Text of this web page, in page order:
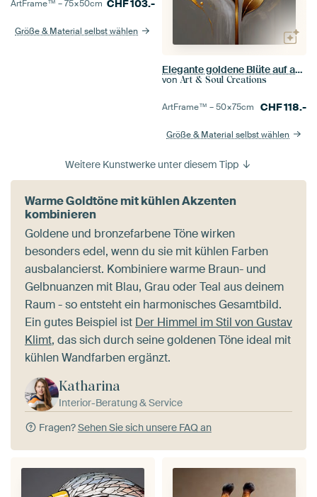
ArtFrame™ –75×50cm CHF103.-
Größe & Material selbst wählen
Elegante goldene Blüte auf abstraktem Hintergrund
von Art & Soul Creations
ArtFrame™ –50×75cm CHF118.-
Größe & Material selbst wählen
Weitere Kunstwerke unter diesem Tipp
Warme Goldtöne mit kühlen Akzenten
kombinieren
Goldene und bronzefarbene Töne wirken
besonders edel, wenn du sie mit kühlen Farben
ausbalancierst. Kombiniere warme Braun- und
Gelbnuanzen mit Blau, Grau oder Teal aus deinem
Raum - so entsteht ein harmonisches Gesamtbild.
Ein gutes Beispiel ist Der Himmel im Stil von Gustav
Klimt, das sich durch seine goldenen Töne ideal mit
kühlen Wandfarben ergänzt.
Katharina
Interior-Beratung & Service
Fragen?Sehen Sie sich unsere FAQ an